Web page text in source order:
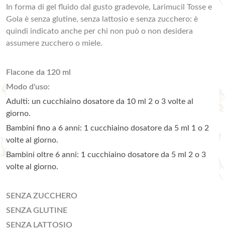
In forma di gel fluido dal gusto gradevole, Larimucil Tosse e
Gola è senza glutine, senza lattosio e senza zucchero: è
quindi indicato anche per chi non può o non desidera
assumere zucchero o miele.
Flacone da 120 ml
Modo d'uso:
Adulti: un cucchiaino dosatore da 10 ml 2 o 3 volte al
giorno.
Bambini fino a 6 anni: 1 cucchiaino dosatore da 5 ml 1 o 2
volte al giorno.
Bambini oltre 6 anni: 1 cucchiaino dosatore da 5 ml 2 o 3
volte al giorno.
SENZA ZUCCHERO
SENZA GLUTINE
SENZA LATTOSIO